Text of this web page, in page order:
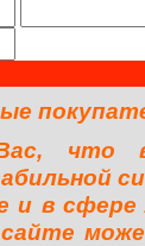
что
и в сфере